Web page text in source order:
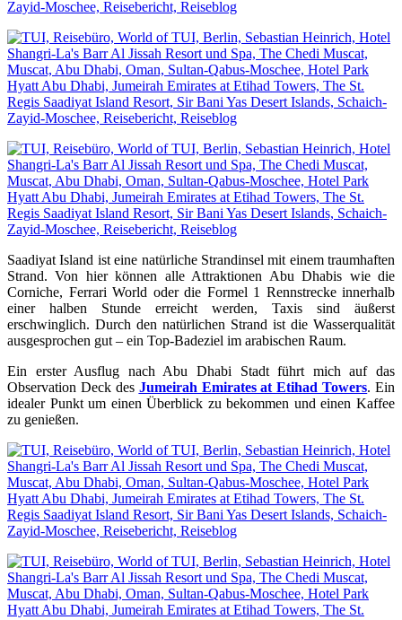
Saadiyat Island ist eine natürliche Strandinsel mit einem traumhaften
Strand. Von hier können alle Attraktionen Abu Dhabis wie die
Corniche, Ferrari World oder die Formel 1 Rennstrecke innerhalb
einer halben Stunde erreicht werden, Taxis sind äußerst
erschwinglich. Durch den natürlichen Strand ist die Wasserqualität
ausgesprochen gut – ein Top-Badeziel im arabischen Raum.
Ein erster Ausflug nach Abu Dhabi Stadt führt mich auf das
Observation Deck des Jumeirah Emirates at Etihad Towers. Ein
idealer Punkt um einen Überblick zu bekommen und einen Kaffee
zu genießen.